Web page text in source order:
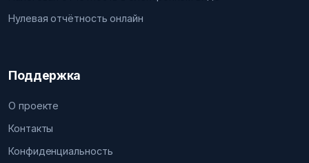
Нулевая отчётность онлайн
Поддержка
О проекте
Контакты
Конфиденциальность